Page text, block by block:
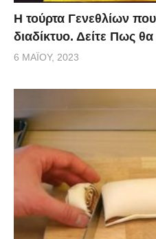
Η τούρτα Γενεθλίων
διαδίκτυο. Δείτε Πως
6 ΜΑΪ́ΟΥ, 2023